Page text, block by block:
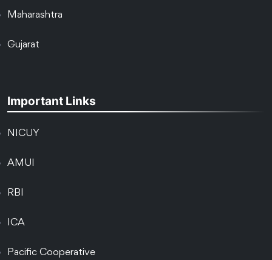
Maharashtra
Gujarat
Important Links
NICUY
AMUI
RBI
ICA
Pacific Cooperative